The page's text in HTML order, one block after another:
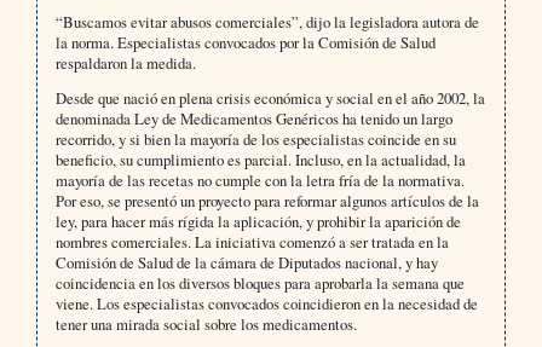
“Buscamos evitar abusos comerciales”, dijo la legisladora autora de
la norma. Especialistas convocados por la Comisión de Salud
respaldaron la medida.
Desde que nació en plena crisis económica y social en el año 2002, la
denominada Ley de Medicamentos Genéricos ha tenido un largo
recorrido, y si bien la mayoría de los especialistas coincide en su
beneficio, su cumplimiento es parcial. Incluso, en la actualidad, la
mayoría de las recetas no cumple con la letra fría de la normativa.
Por eso, se presentó un proyecto para reformar algunos artículos de la
ley, para hacer más rígida la aplicación, y prohibir la aparición de
nombres comerciales. La iniciativa comenzó a ser tratada en la
Comisión de Salud de la cámara de Diputados nacional, y hay
coincidencia en los diversos bloques para aprobarla la semana que
viene. Los especialistas convocados coincidieron en la necesidad de
tener una mirada social sobre los medicamentos.